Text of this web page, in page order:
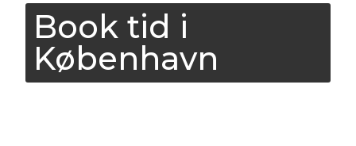
Book tid i
København